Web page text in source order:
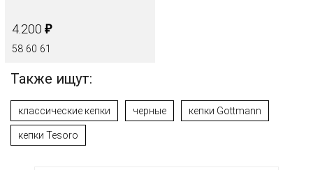
4.200 ₽
58 60 61
Также ищут:
классические кепки черные кепки Gottmann
кепки Tesoro